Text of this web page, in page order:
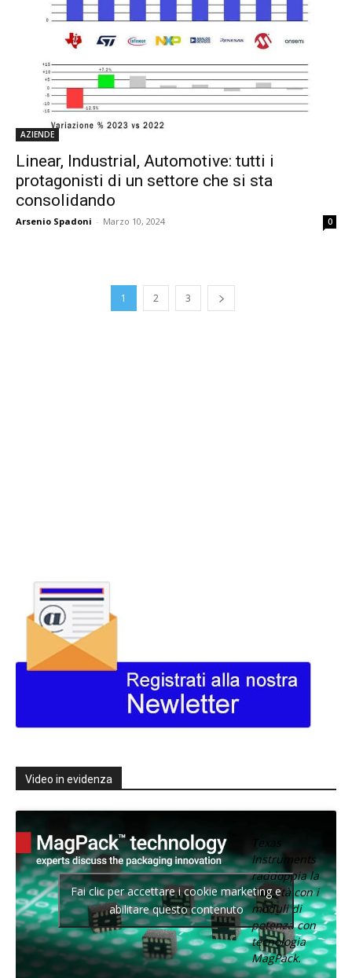
AZIENDE
Linear, Industrial, Automotive: tutti i
protagonisti di un settore che si sta
consolidando
Arsenio Spadoni - Marzo 10, 2024 0
1 2 3
Video in evidenza
Texas
Instruments
raddoppia la
densità con i
moduli di
potenza con
tecnologia
MagPack.
Fai clic per accettare i cookie marketing e
abilitare questo contenuto